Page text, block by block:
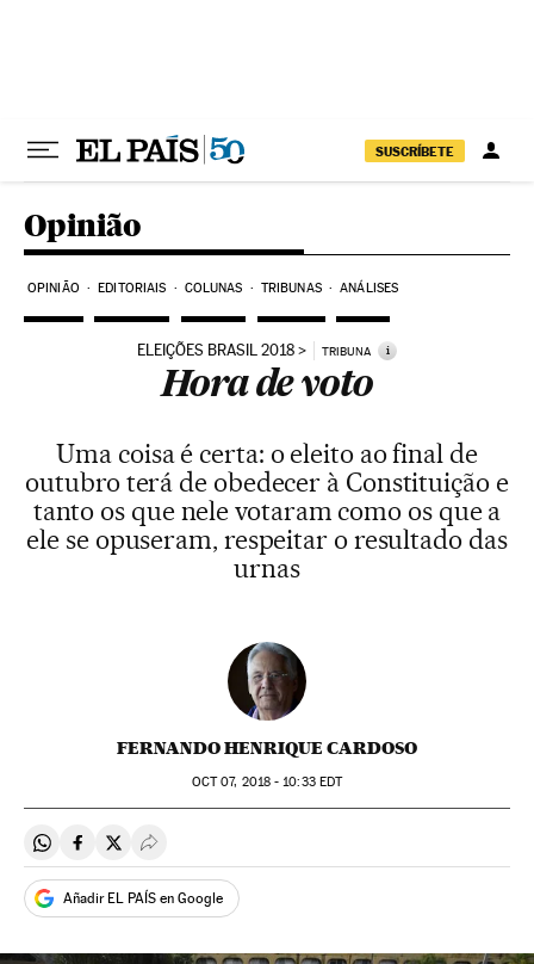
SUSCRÍBETE
Opinião
OPINIÃO EDITORIAIS COLUNAS TRIBUNAS ANÁLISES
ELEIÇÕES BRASIL 2018 TRIBUNA i
Hora de voto
Uma coisa é certa: o eleito ao final de
outubro terá de obedecer à Constituição e
tanto os que nele votaram como os que a
ele se opuseram, respeitar o resultado das
urnas
FERNANDO HENRIQUE CARDOSO
OCT07, 2018 - 10:33EDT
Compartir en Whatsapp
Compartir en Facebook
Compartir en Twitter
Desplegar Redes Sociales
Añadir EL PAÍS en Google